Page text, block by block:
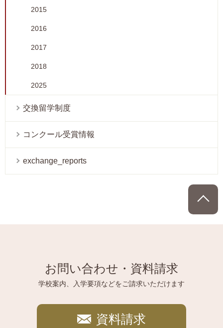
2015
2016
2017
2018
2025
交換留学制度
コンクール受賞情報
exchange_reports
お問い合わせ・資料請求
学校案内、入学要項などをご請求いただけます
資料請求